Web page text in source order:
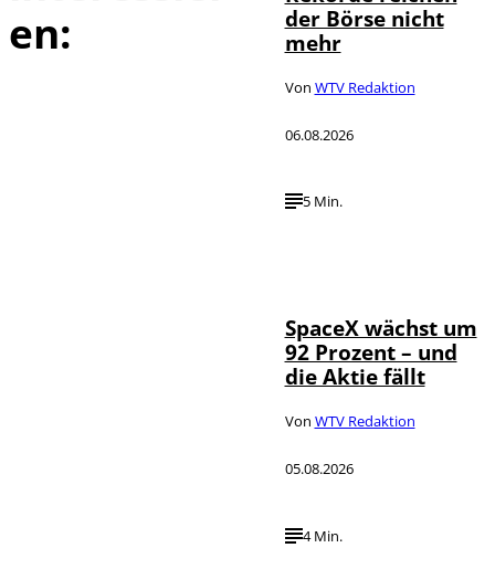
en:
der Börse nicht
mehr
Von WTV Redaktion
06.08.2026
5 Min.
SpaceX wächst um
92 Prozent – und
die Aktie fällt
Von WTV Redaktion
05.08.2026
4 Min.